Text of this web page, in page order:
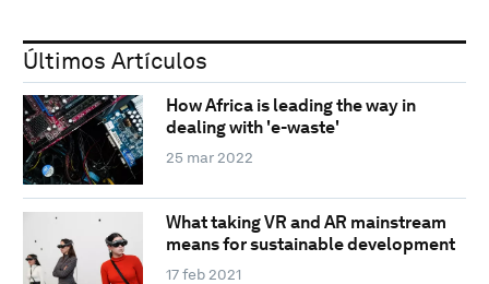
Últimos Artículos
How Africa is leading the way in
dealing with 'e-waste'
25 mar 2022
What taking VR and AR mainstream
means for sustainable development
17 feb 2021